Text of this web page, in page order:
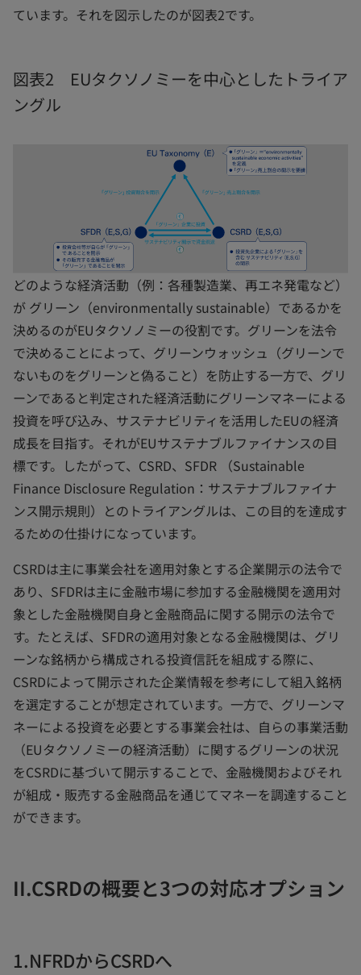
ています。それを図示したのが図表2です。
図表2 EUタクソノミーを中心としたトライア
ングル
どのような経済活動（例：各種製造業、再エネ発電など）
が グリーン（environmentally sustainable）であるかを
決めるのがEUタクソノミーの役割です。グリーンを法令
で決めることによって、グリーンウォッシュ（グリーンで
ないものをグリーンと偽ること）を防止する一方で、グリ
ーンであると判定された経済活動にグリーンマネーによる
投資を呼び込み、サステナビリティを活用したEUの経済
成長を目指す。それがEUサステナブルファイナンスの目
標です。したがって、CSRD、SFDR （Sustainable
Finance Disclosure Regulation：サステナブルファイナ
ンス開示規則）とのトライアングルは、この目的を達成す
るための仕掛けになっています。
CSRDは主に事業会社を適用対象とする企業開示の法令で
あり、SFDRは主に金融市場に参加する金融機関を適用対
象とした金融機関自身と金融商品に関する開示の法令で
す。たとえば、SFDRの適用対象となる金融機関は、グリ
ーンな銘柄から構成される投資信託を組成する際に、
CSRDによって開示された企業情報を参考にして組入銘柄
を選定することが想定されています。一方で、グリーンマ
ネーによる投資を必要とする事業会社は、自らの事業活動
（EUタクソノミーの経済活動）に関するグリーンの状況
をCSRDに基づいて開示することで、金融機関およびそれ
が組成・販売する金融商品を通じてマネーを調達すること
ができます。
II.CSRDの概要と3つの対応オプション
1.NFRDからCSRDへ